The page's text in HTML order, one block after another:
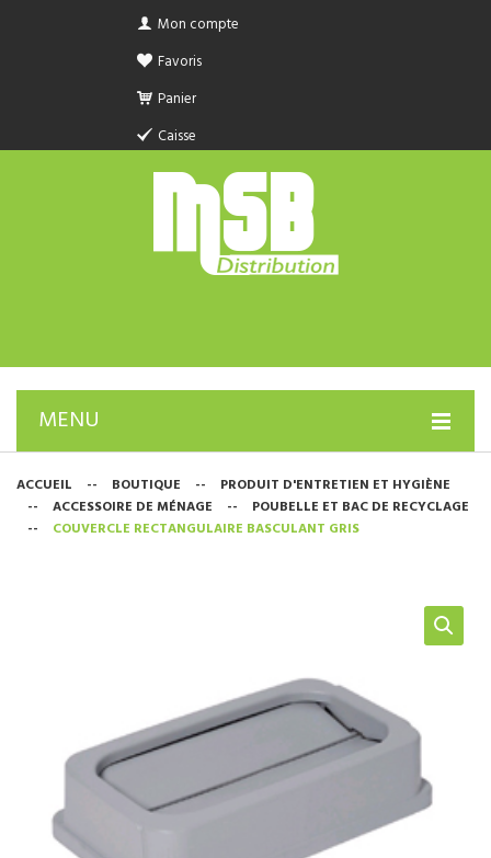
Mon compte
Favoris
Panier
Caisse
MENU
PRODUIT SANITAIRE.COM
NOS SERVICES
ACCUEIL -- BOUTIQUE --
PRODUIT D'ENTRETIEN ET HYGIÈNE
--
ACCESSOIRE DE MÉNAGE --
POUBELLE ET BAC DE RECYCLAGE
--
COUVERCLE RECTANGULAIRE BASCULANT GRIS